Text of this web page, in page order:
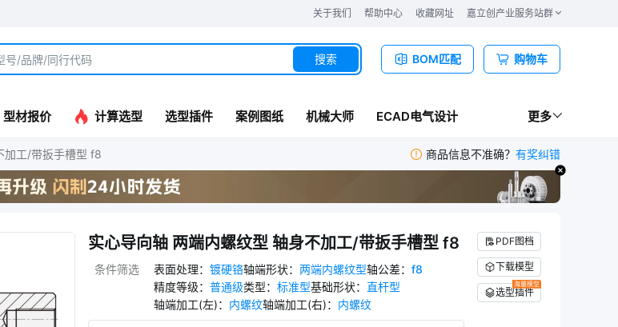
关于我们 帮助中心 收藏网址 嘉立创产业服务站群
BOM匹配 购物车
搜索
型材报价 计算选型 选型插件 案例图纸 机械大师 ECAD电气设计 更多
加工/带扳手槽型 f8 商品信息不准确？ 有奖纠错
实心导向轴 两端内螺纹型 轴身不加工/带扳手槽型 f8
条件筛选 表面处理： 镀硬铬轴端形状： 两端内螺纹型轴公差： f8
精度等级： 普通级类型： 标准型基础形状： 直杆型
轴端加工(左)： 内螺纹轴端加工(右)： 内螺纹
PDF图档
下载模型
海量模型
选型插件